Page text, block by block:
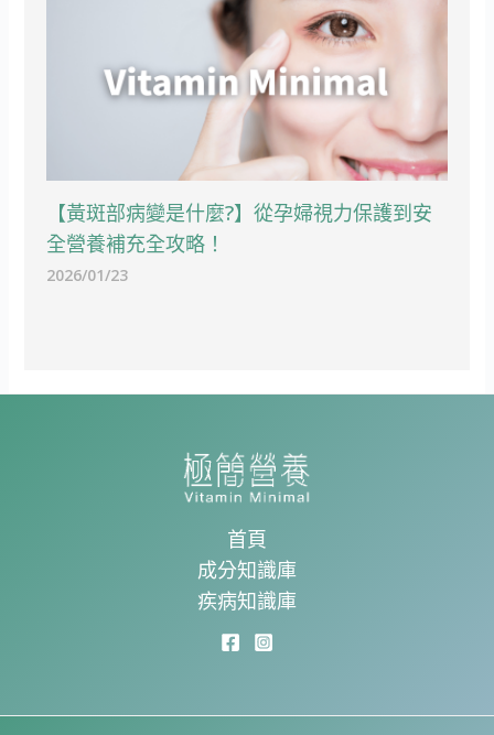
【黃斑部病變是什麼?】從孕婦視力保護到安
全營養補充全攻略！
2026/01/23
首頁
成分知識庫
疾病知識庫